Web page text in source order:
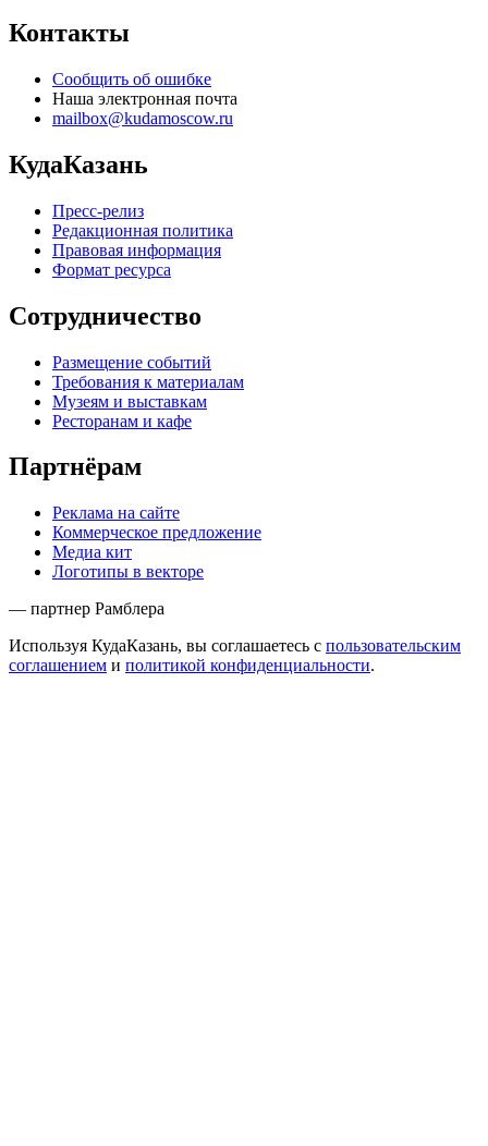
Контакты
Сообщить об ошибке
Наша электронная почта
mailbox@kudamoscow.ru
КудаКазань
Пресс-релиз
Редакционная политика
Правовая информация
Формат ресурса
Сотрудничество
Размещение событий
Требования к материалам
Музеям и выставкам
Ресторанам и кафе
Партнёрам
Реклама на сайте
Коммерческое предложение
Медиа кит
Логотипы в векторе
— партнер Рамблера
Используя КудаКазань, вы соглашаетесь с пользовательским
соглашением и политикой конфиденциальности.